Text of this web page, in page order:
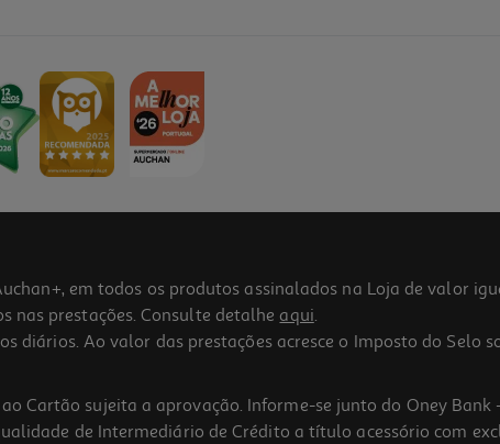
em todos os produtos assinalados na Loja de valor
nas prestações. Consulte detalhe aqui.
Ao valor das prestações acresce o Imposto do Selo
Cartão sujeita a aprovação. Informe-se junto do Oney Bank
de Intermediário de Crédito a título acessório com